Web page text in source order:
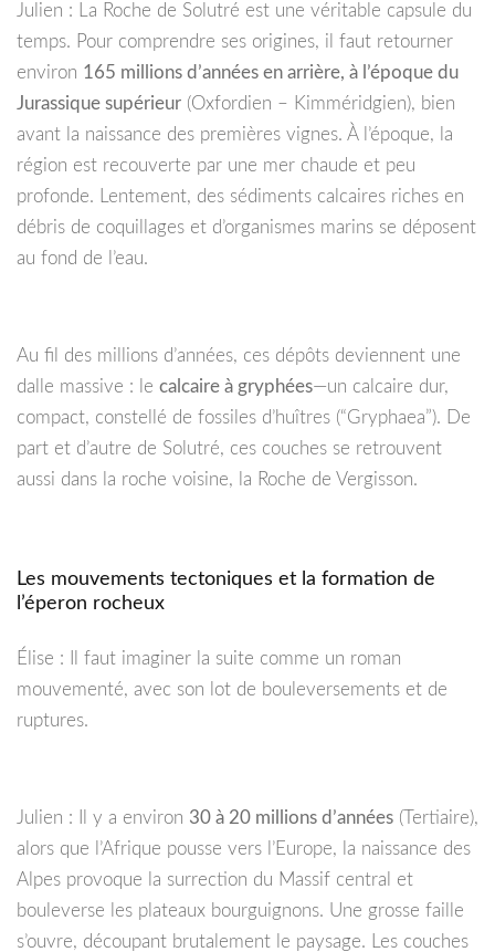
Julien : La Roche de Solutré est une véritable capsule du
temps. Pour comprendre ses origines, il faut retourner
environ 165 millions d’années en arrière, à l’époque du
Jurassique supérieur (Oxfordien – Kimméridgien), bien
avant la naissance des premières vignes. À l’époque, la
région est recouverte par une mer chaude et peu
profonde. Lentement, des sédiments calcaires riches en
débris de coquillages et d’organismes marins se déposent
au fond de l’eau.
Au fil des millions d’années, ces dépôts deviennent une
dalle massive : le calcaire à gryphées—un calcaire dur,
compact, constellé de fossiles d’huîtres (“Gryphaea”). De
part et d’autre de Solutré, ces couches se retrouvent
aussi dans la roche voisine, la Roche de Vergisson.
Les mouvements tectoniques et la formation de
l’éperon rocheux
Élise : Il faut imaginer la suite comme un roman
mouvementé, avec son lot de bouleversements et de
ruptures.
Julien : Il y a environ 30 à 20 millions d’années (Tertiaire),
alors que l’Afrique pousse vers l’Europe, la naissance des
Alpes provoque la surrection du Massif central et
bouleverse les plateaux bourguignons. Une grosse faille
s’ouvre, découpant brutalement le paysage. Les couches